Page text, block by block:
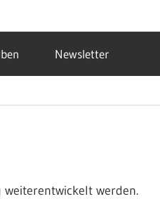
Newsletter
werden.